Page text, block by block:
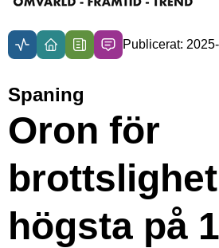
Publicerat:
Spaning
Oron för
högsta på